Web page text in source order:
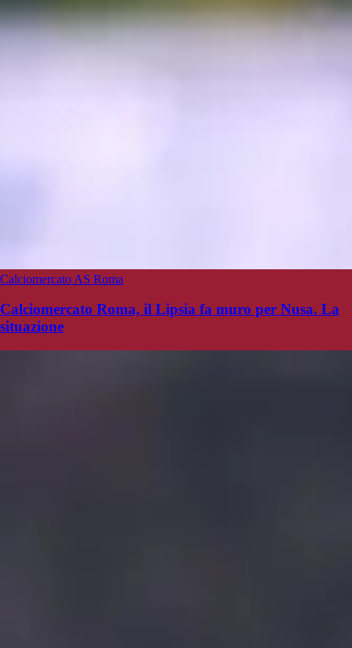
Calciomercato AS Roma
Calciomercato Roma, il Lipsia fa muro per Nusa. La
situazione